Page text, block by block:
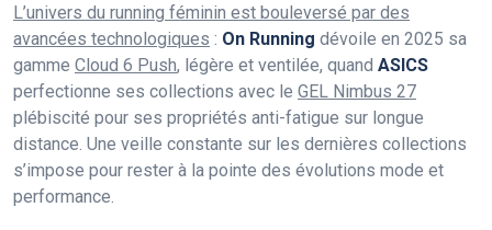
L’univers du running féminin est bouleversé par des
avancées technologiques : On Running dévoile en 2025 sa
gamme Cloud 6 Push, légère et ventilée, quand ASICS
perfectionne ses collections avec le GEL Nimbus 27
plébiscité pour ses propriétés anti-fatigue sur longue
distance. Une veille constante sur les dernières collections
s’impose pour rester à la pointe des évolutions mode et
performance.